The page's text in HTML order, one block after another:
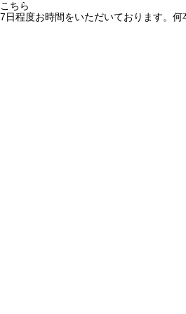
ちら
程度お時間をいただいております。何